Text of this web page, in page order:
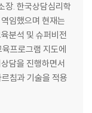
장. 한국상담심리학
임했으며 현재는
분석 및 슈퍼비전
프로그램 지도에
담을 진행하면서
침과 기술을 적용